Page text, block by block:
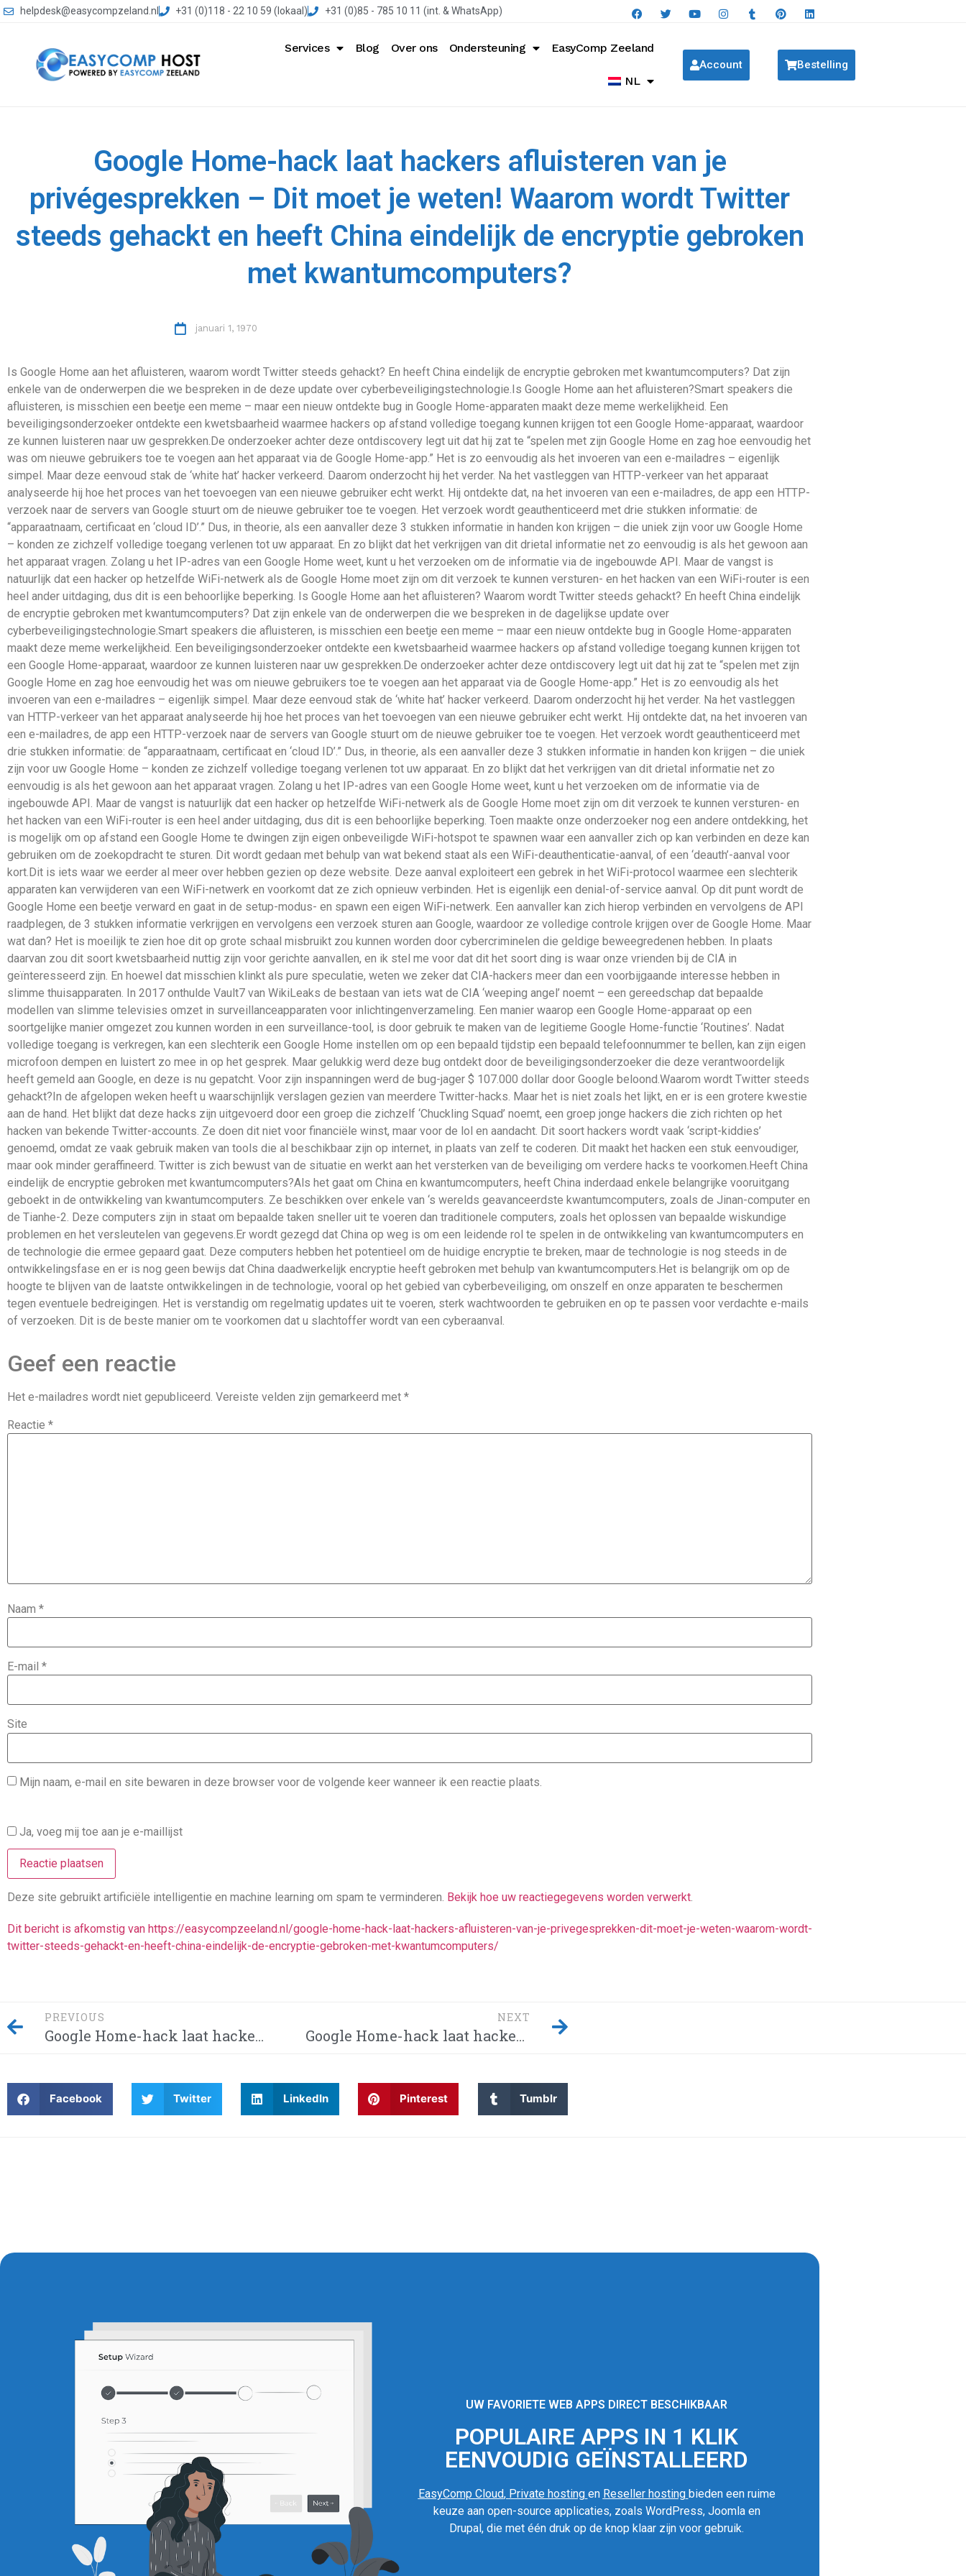
helpdesk@easycompzeland.nl +31 (0)118 - 22 10 59 (lokaal) +31 (0)85 - 785 10 11 (int. & WhatsApp)
Services Blog Over ons Ondersteuning EasyComp Zeeland
NL
Account Bestelling
Google Home-hack laat hackers afluisteren van je
privégesprekken – Dit moet je weten! Waarom wordt Twitter
steeds gehackt en heeft China eindelijk de encryptie gebroken
met kwantumcomputers?
januari 1, 1970
Is Google Home aan het afluisteren, waarom wordt Twitter steeds gehackt? En heeft China eindelijk de encryptie gebroken met kwantumcomputers? Dat zijn
enkele van de onderwerpen die we bespreken in de deze update over cyberbeveiligingstechnologie.Is Google Home aan het afluisteren?Smart speakers die
afluisteren, is misschien een beetje een meme – maar een nieuw ontdekte bug in Google Home-apparaten maakt deze meme werkelijkheid. Een
beveiligingsonderzoeker ontdekte een kwetsbaarheid waarmee hackers op afstand volledige toegang kunnen krijgen tot een Google Home-apparaat, waardoor
ze kunnen luisteren naar uw gesprekken.De onderzoeker achter deze ontdiscovery legt uit dat hij zat te “spelen met zijn Google Home en zag hoe eenvoudig het
was om nieuwe gebruikers toe te voegen aan het apparaat via de Google Home-app.” Het is zo eenvoudig als het invoeren van een e-mailadres – eigenlijk
simpel. Maar deze eenvoud stak de ‘white hat’ hacker verkeerd. Daarom onderzocht hij het verder. Na het vastleggen van HTTP-verkeer van het apparaat
analyseerde hij hoe het proces van het toevoegen van een nieuwe gebruiker echt werkt. Hij ontdekte dat, na het invoeren van een e-mailadres, de app een HTTP-
verzoek naar de servers van Google stuurt om de nieuwe gebruiker toe te voegen. Het verzoek wordt geauthenticeerd met drie stukken informatie: de
“apparaatnaam, certificaat en ‘cloud ID’.” Dus, in theorie, als een aanvaller deze 3 stukken informatie in handen kon krijgen – die uniek zijn voor uw Google Home
– konden ze zichzelf volledige toegang verlenen tot uw apparaat. En zo blijkt dat het verkrijgen van dit drietal informatie net zo eenvoudig is als het gewoon aan
het apparaat vragen. Zolang u het IP-adres van een Google Home weet, kunt u het verzoeken om de informatie via de ingebouwde API. Maar de vangst is
natuurlijk dat een hacker op hetzelfde WiFi-netwerk als de Google Home moet zijn om dit verzoek te kunnen versturen- en het hacken van een WiFi-router is een
heel ander uitdaging, dus dit is een behoorlijke beperking. Is Google Home aan het afluisteren? Waarom wordt Twitter steeds gehackt? En heeft China eindelijk
de encryptie gebroken met kwantumcomputers? Dat zijn enkele van de onderwerpen die we bespreken in de dagelijkse update over
cyberbeveiligingstechnologie.Smart speakers die afluisteren, is misschien een beetje een meme – maar een nieuw ontdekte bug in Google Home-apparaten
maakt deze meme werkelijkheid. Een beveiligingsonderzoeker ontdekte een kwetsbaarheid waarmee hackers op afstand volledige toegang kunnen krijgen tot
een Google Home-apparaat, waardoor ze kunnen luisteren naar uw gesprekken.De onderzoeker achter deze ontdiscovery legt uit dat hij zat te “spelen met zijn
Google Home en zag hoe eenvoudig het was om nieuwe gebruikers toe te voegen aan het apparaat via de Google Home-app.” Het is zo eenvoudig als het
invoeren van een e-mailadres – eigenlijk simpel. Maar deze eenvoud stak de ‘white hat’ hacker verkeerd. Daarom onderzocht hij het verder. Na het vastleggen
van HTTP-verkeer van het apparaat analyseerde hij hoe het proces van het toevoegen van een nieuwe gebruiker echt werkt. Hij ontdekte dat, na het invoeren van
een e-mailadres, de app een HTTP-verzoek naar de servers van Google stuurt om de nieuwe gebruiker toe te voegen. Het verzoek wordt geauthenticeerd met
drie stukken informatie: de “apparaatnaam, certificaat en ‘cloud ID’.” Dus, in theorie, als een aanvaller deze 3 stukken informatie in handen kon krijgen – die uniek
zijn voor uw Google Home – konden ze zichzelf volledige toegang verlenen tot uw apparaat. En zo blijkt dat het verkrijgen van dit drietal informatie net zo
eenvoudig is als het gewoon aan het apparaat vragen. Zolang u het IP-adres van een Google Home weet, kunt u het verzoeken om de informatie via de
ingebouwde API. Maar de vangst is natuurlijk dat een hacker op hetzelfde WiFi-netwerk als de Google Home moet zijn om dit verzoek te kunnen versturen- en
het hacken van een WiFi-router is een heel ander uitdaging, dus dit is een behoorlijke beperking. Toen maakte onze onderzoeker nog een andere ontdekking, het
is mogelijk om op afstand een Google Home te dwingen zijn eigen onbeveiligde WiFi-hotspot te spawnen waar een aanvaller zich op kan verbinden en deze kan
gebruiken om de zoekopdracht te sturen. Dit wordt gedaan met behulp van wat bekend staat als een WiFi-deauthenticatie-aanval, of een ‘deauth’-aanval voor
kort.Dit is iets waar we eerder al meer over hebben gezien op deze website. Deze aanval exploiteert een gebrek in het WiFi-protocol waarmee een slechterik
apparaten kan verwijderen van een WiFi-netwerk en voorkomt dat ze zich opnieuw verbinden. Het is eigenlijk een denial-of-service aanval. Op dit punt wordt de
Google Home een beetje verward en gaat in de setup-modus- en spawn een eigen WiFi-netwerk. Een aanvaller kan zich hierop verbinden en vervolgens de API
raadplegen, de 3 stukken informatie verkrijgen en vervolgens een verzoek sturen aan Google, waardoor ze volledige controle krijgen over de Google Home. Maar
wat dan? Het is moeilijk te zien hoe dit op grote schaal misbruikt zou kunnen worden door cybercriminelen die geldige beweegredenen hebben. In plaats
daarvan zou dit soort kwetsbaarheid nuttig zijn voor gerichte aanvallen, en ik stel me voor dat dit het soort ding is waar onze vrienden bij de CIA in
geïnteresseerd zijn. En hoewel dat misschien klinkt als pure speculatie, weten we zeker dat CIA-hackers meer dan een voorbijgaande interesse hebben in
slimme thuisapparaten. In 2017 onthulde Vault7 van WikiLeaks de bestaan van iets wat de CIA ‘weeping angel’ noemt – een gereedschap dat bepaalde
modellen van slimme televisies omzet in surveillanceapparaten voor inlichtingenverzameling. Een manier waarop een Google Home-apparaat op een
soortgelijke manier omgezet zou kunnen worden in een surveillance-tool, is door gebruik te maken van de legitieme Google Home-functie ‘Routines’. Nadat
volledige toegang is verkregen, kan een slechterik een Google Home instellen om op een bepaald tijdstip een bepaald telefoonnummer te bellen, kan zijn eigen
microfoon dempen en luistert zo mee in op het gesprek. Maar gelukkig werd deze bug ontdekt door de beveiligingsonderzoeker die deze verantwoordelijk
heeft gemeld aan Google, en deze is nu gepatcht. Voor zijn inspanningen werd de bug-jager $ 107.000 dollar door Google beloond.Waarom wordt Twitter steeds
gehackt?In de afgelopen weken heeft u waarschijnlijk verslagen gezien van meerdere Twitter-hacks. Maar het is niet zoals het lijkt, en er is een grotere kwestie
aan de hand. Het blijkt dat deze hacks zijn uitgevoerd door een groep die zichzelf ‘Chuckling Squad’ noemt, een groep jonge hackers die zich richten op het
hacken van bekende Twitter-accounts. Ze doen dit niet voor financiële winst, maar voor de lol en aandacht. Dit soort hackers wordt vaak ‘script-kiddies’
genoemd, omdat ze vaak gebruik maken van tools die al beschikbaar zijn op internet, in plaats van zelf te coderen. Dit maakt het hacken een stuk eenvoudiger,
maar ook minder geraffineerd. Twitter is zich bewust van de situatie en werkt aan het versterken van de beveiliging om verdere hacks te voorkomen.Heeft China
eindelijk de encryptie gebroken met kwantumcomputers?Als het gaat om China en kwantumcomputers, heeft China inderdaad enkele belangrijke vooruitgang
geboekt in de ontwikkeling van kwantumcomputers. Ze beschikken over enkele van ‘s werelds geavanceerdste kwantumcomputers, zoals de Jinan-computer en
de Tianhe-2. Deze computers zijn in staat om bepaalde taken sneller uit te voeren dan traditionele computers, zoals het oplossen van bepaalde wiskundige
problemen en het versleutelen van gegevens.Er wordt gezegd dat China op weg is om een ​​leidende rol te spelen in de ontwikkeling van kwantumcomputers en
de technologie die ermee gepaard gaat. Deze computers hebben het potentieel om de huidige encryptie te breken, maar de technologie is nog steeds in de
ontwikkelingsfase en er is nog geen bewijs dat China daadwerkelijk encryptie heeft gebroken met behulp van kwantumcomputers.Het is belangrijk om op de
hoogte te blijven van de laatste ontwikkelingen in de technologie, vooral op het gebied van cyberbeveiliging, om onszelf en onze apparaten te beschermen
tegen eventuele bedreigingen. Het is verstandig om regelmatig updates uit te voeren, sterk wachtwoorden te gebruiken en op te passen voor verdachte e-mails
of verzoeken. Dit is de beste manier om te voorkomen dat u slachtoffer wordt van een cyberaanval.
Geef een reactie
Het e-mailadres wordt niet gepubliceerd. Vereiste velden zijn gemarkeerd met *
Reactie *
Naam *
E-mail *
Site
Mijn naam, e-mail en site bewaren in deze browser voor de volgende keer wanneer ik een reactie plaats.
Ja, voeg mij toe aan je e-maillijst
Deze site gebruikt artificiële intelligentie en machine learning om spam te verminderen. Bekijk hoe uw reactiegegevens worden verwerkt.
Dit bericht is afkomstig van https://easycompzeeland.nl/google-home-hack-laat-hackers-afluisteren-van-je-privegesprekken-dit-moet-je-weten-waarom-wordt-
twitter-steeds-gehackt-en-heeft-china-eindelijk-de-encryptie-gebroken-met-kwantumcomputers/
PREVIOUS
Google Home-hack laat hackers afluisteren van je privégesprekken – Dit moet je weten! Waarom wordt Twitter steeds gehackt en heeft China eindelijk de encryptie gebroken met kwantumcomputers?
NEXT
Google Home-hack laat hackers afluisteren van je privégesprekken – Dit moet je weten! Waarom wordt Twitter steeds gehackt en heeft China eindelijk de encryptie gebroken met kwantumcomputers?
Facebook Twitter LinkedIn Pinterest Tumblr
UW FAVORIETE WEB APPS DIRECT BESCHIKBAAR
POPULAIRE APPS IN 1 KLIK
EENVOUDIG GEÏNSTALLEERD
EasyComp Cloud, Private hosting en Reseller hosting bieden een ruime
keuze aan open-source applicaties, zoals WordPress, Joomla en
Drupal, die met één druk op de knop klaar zijn voor gebruik.